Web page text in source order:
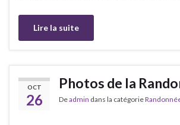
Lire la suite
OCT
26
Photos de la
Deadmin dans la catégorie